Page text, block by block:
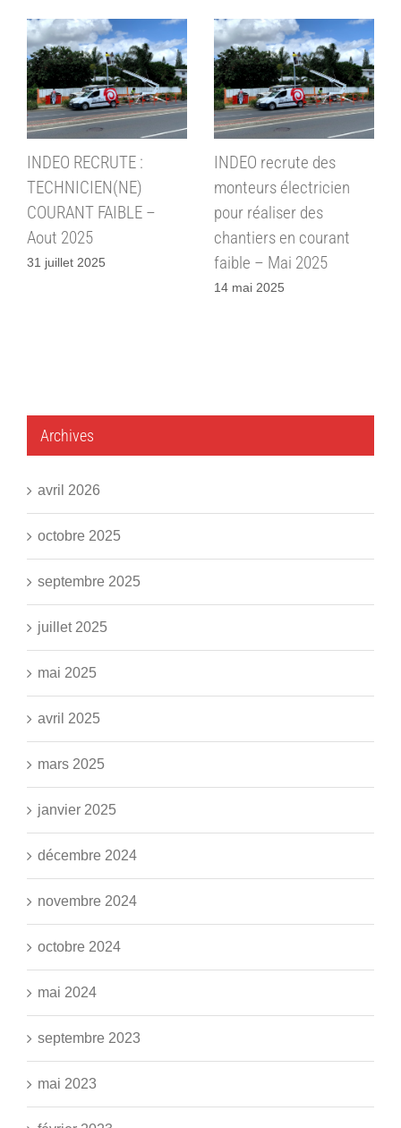
INDEO RECRUTE :
TECHNICIEN(NE)
COURANT FAIBLE –
Aout 2025
31 juillet 2025
INDEO recrute des
monteurs électricien
pour réaliser des
chantiers en courant
faible – Mai 2025
14 mai 2025
Archives
avril 2026
octobre 2025
septembre 2025
juillet 2025
mai 2025
avril 2025
mars 2025
janvier 2025
décembre 2024
novembre 2024
octobre 2024
mai 2024
septembre 2023
mai 2023